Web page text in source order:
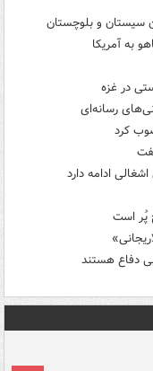
سیستان و بلوچستان
به آمریکا
رسانه‌ای
کرد
ادامه دارد
پُر است
دفاع هستند